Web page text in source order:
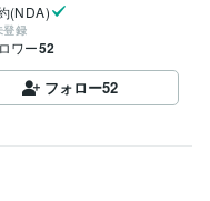
(NDA)
登録
ワー52
フォロー52